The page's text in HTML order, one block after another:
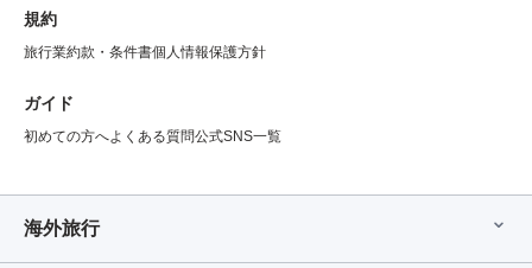
規約
旅行業約款・条件書個人情報保護方針
ガイド
初めての方へよくある質問公式SNS一覧
海外旅行